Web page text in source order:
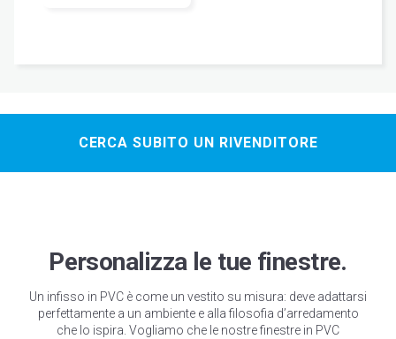
Bianco spazzolato Rovere spazzolato
Noce spazzolato Noce naturale
Bianco soft Grigio Chiaro soft
Grigio Quarzo soft Grigio Ombra soft
CERCA SUBITO UN RIVENDITORE
Personalizza le tue finestre.
Un infisso in PVC è come un vestito su misura: deve adattarsi
perfettamente a un ambiente e alla filosofia d’arredamento
che lo ispira. Vogliamo che le nostre finestre in PVC